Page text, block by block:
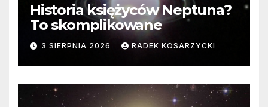
Historia księżyców Neptuna?
To skomplikowane
3 SIERPNIA 2026 RADEK KOSARZYCKI